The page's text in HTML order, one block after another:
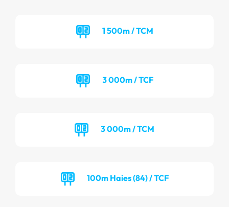
1 500m / TCM
3 000m / TCF
3 000m / TCM
100m Haies (84) / TCF